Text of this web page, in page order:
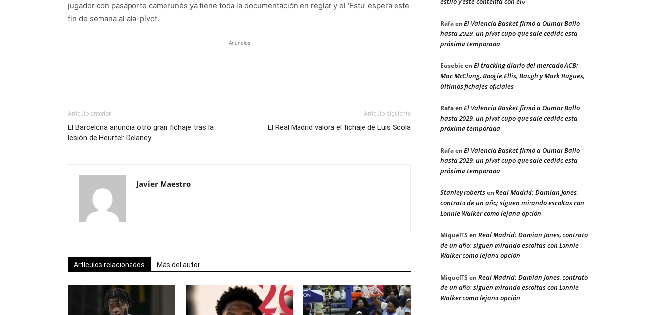
jugador con pasaporte camerunés ya tiene toda la documentación en reglar y el ‘Estu’ espera este
fin de semana al ala-pívot.
Anuncios
Artículo anterior
El Barcelona anuncia otro gran fichaje tras la
lesión de Heurtel: Delaney
Artículo siguiente
El Real Madrid valora el fichaje de Luis Scola
Javier Maestro
Artículos relacionados Más del autor
Rafaen El Valencia Basket firmó a Oumar Ballo
hasta 2029, un pívot cupo que sale cedido esta
próxima temporada
Eusebioen El tracking diario del mercado ACB:
Mac McClung, Boogie Ellis, Baugh y Mark Hugues,
últimos fichajes oficiales
Rafaen El Valencia Basket firmó a Oumar Ballo
hasta 2029, un pívot cupo que sale cedido esta
próxima temporada
Rafaen El Valencia Basket firmó a Oumar Ballo
hasta 2029, un pívot cupo que sale cedido esta
próxima temporada
Stanley robertsen Real Madrid: Damian Jones,
contrato de un año; siguen mirando escoltas con
Lonnie Walker como lejana opción
MiquelTS en Real Madrid: Damian Jones, contrato
de un año; siguen mirando escoltas con Lonnie
Walker como lejana opción
MiquelTS en Real Madrid: Damian Jones, contrato
de un año; siguen mirando escoltas con Lonnie
Walker como lejana opción